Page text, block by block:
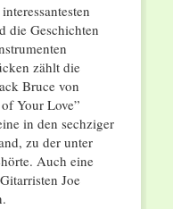
die Geschichten
zählt die
Bruce von
Your Love”
in den sechziger
zu der unter
Auch eine
Joe